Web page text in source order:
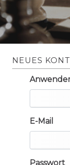
NEUES
E-Mail
Passwort